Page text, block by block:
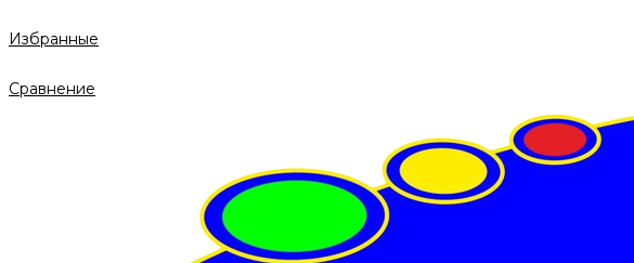
Избранные
Сравнение